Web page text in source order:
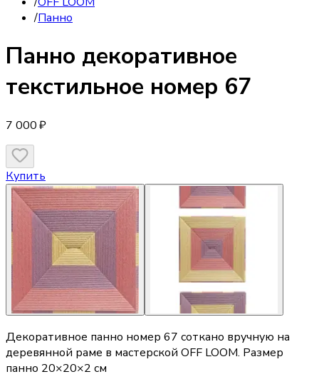
/Панно
Панно декоративное
текстильное номер 67
7 000 ₽
Купить
Декоративное панно номер 67 соткано вручную на
деревянной раме в мастерской OFF LOOM. Размер
панно 20×20×2 см